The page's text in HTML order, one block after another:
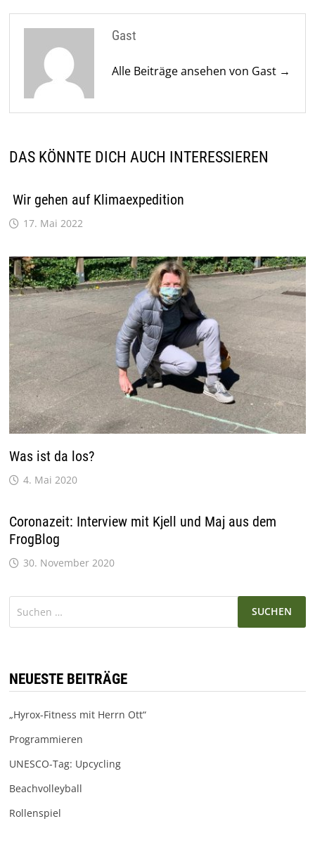
Gast
Alle Beiträge ansehen von Gast →
DAS KÖNNTE DICH AUCH INTERESSIEREN
Wir gehen auf Klimaexpedition
17. Mai 2022
Was ist da los?
4. Mai 2020
Coronazeit: Interview mit Kjell und Maj aus dem
FrogBlog
30. November 2020
NEUESTE BEITRÄGE
„Hyrox-Fitness mit Herrn Ott“
Programmieren
UNESCO-Tag: Upcycling
Beachvolleyball
Rollenspiel